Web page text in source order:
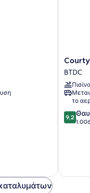
by
Marriott
Bali
Nusa
Dua
Resort
BTDC
BTDC
το
9.2
στα
9,2